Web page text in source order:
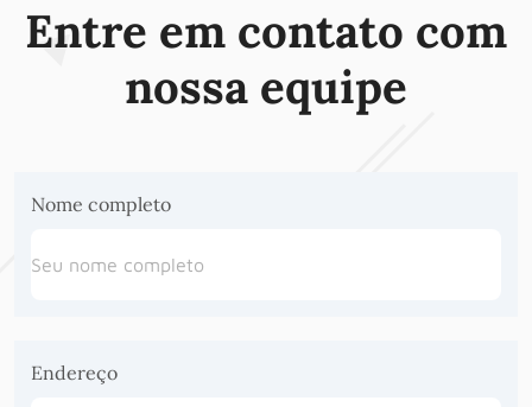
Entre em contato com
nossa equipe
Nome completo
Endereço